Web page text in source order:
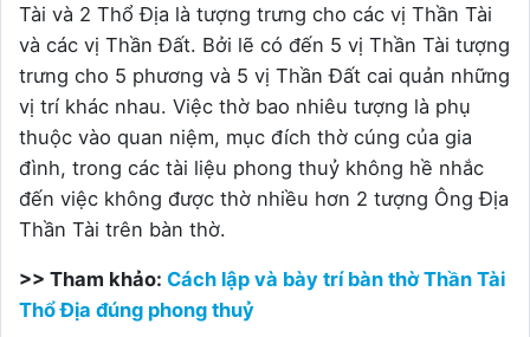
Tài và 2 Thổ Địa là tượng trưng cho các vị Thần Tài
và các vị Thần Đất. Bởi lẽ có đến 5 vị Thần Tài tượng
trưng cho 5 phương và 5 vị Thần Đất cai quản những
vị trí khác nhau. Việc thờ bao nhiêu tượng là phụ
thuộc vào quan niệm, mục đích thờ cúng của gia
đình, trong các tài liệu phong thuỷ không hề nhắc
đến việc không được thờ nhiều hơn 2 tượng Ông Địa
Thần Tài trên bàn thờ.
>> Tham khảo: Cách lập và bày trí bàn thờ Thần Tài
Thổ Địa đúng phong thuỷ